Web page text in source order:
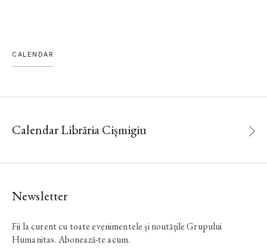
CALENDAR
Calendar Librăria Cișmigiu
Newsletter
Fii la curent cu toate evenimentele și noutățile Grupului
Humanitas. Abonează-te acum.